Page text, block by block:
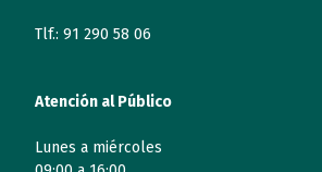
Tlf.: 91 290 58 06
Atención al Público
Lunes a miércoles